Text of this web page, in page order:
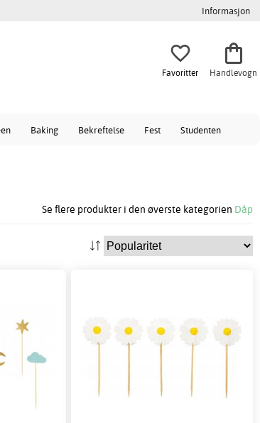
Informasjon
Favoritter Handlevogn
Baking Bekreftelse Fest Studenten
Se flere produkter i den øverste kategorien Dåp